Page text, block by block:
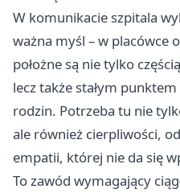
W komunikacie szpitala
ważna myśl – w placówce
położne są nie tylko
lecz także stałym
rodzin. Potrzeba tu nie
ale również cierpliwości,
empatii, której nie da się
To zawód wymagający